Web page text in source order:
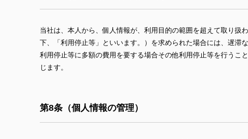
当社は、本人から、個人情報が、利用目的の範囲を超えて取り扱
下、「利用停止等」といいます。）を求められた場合には、遅滞
利用停止等に多額の費用を要する場合その他利用停止等を行うこ
じます。
第8条（個人情報の管理）